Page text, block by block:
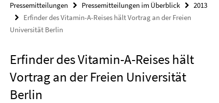
Pressemitteilungen
Pressemitteilungen im Überblick
2013
Erfinder des Vitamin-A-Reises hält Vortrag an der Freien
Universität Berlin
Erfinder des Vitamin-A-Reises hält
Vortrag an der Freien Universität
Berlin